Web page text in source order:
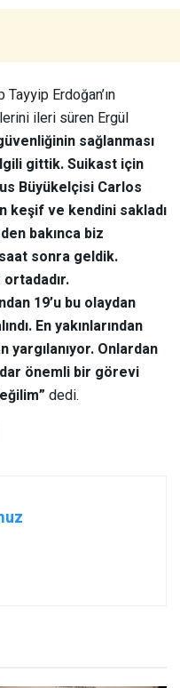
Erdoğan’ın
ileri süren Ergül
sağlanması
gittik. Suikast için
Büyükelçisi Carlos
keşif ve kendini sakladı
bakınca biz
sonra geldik.
19’u bu olaydan
En yakınlarından
yargılanıyor. Onlardan
önemli bir görevi
dedi.